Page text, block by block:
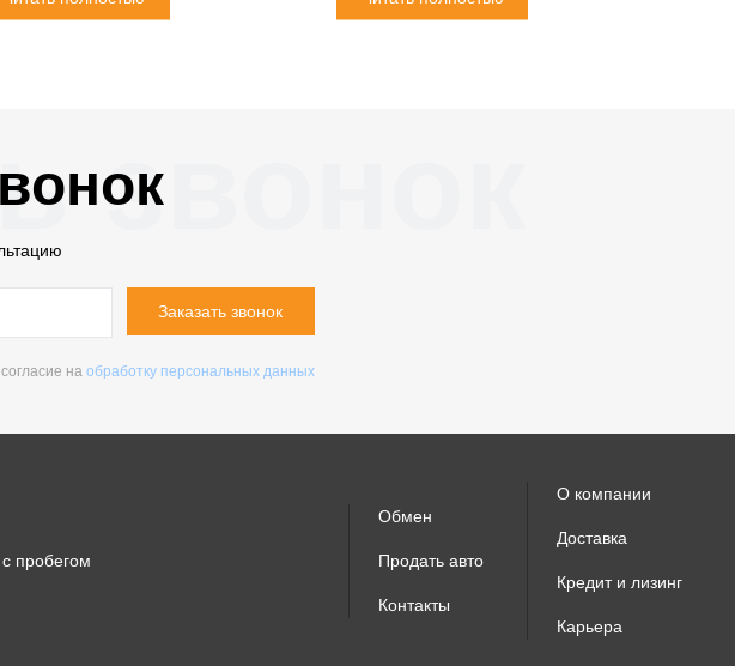
звонок
Заказать звонок
на обработку персональных данных
Обмен
Продать авто
Контакты
О компании
Доставка
Кредит и лизинг
Карьера
пробегом